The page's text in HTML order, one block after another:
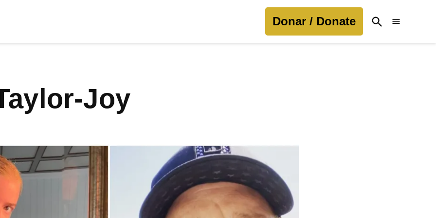
Donar
Donar / Donate
Open
Search
Taylor-Joy